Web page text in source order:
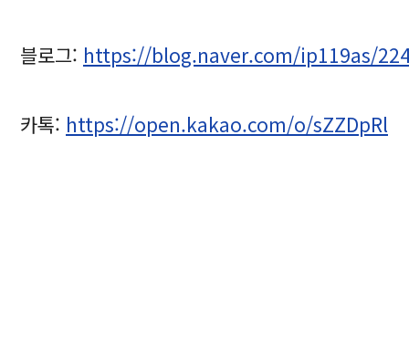
블로그: https://blog.naver.com/ip119as/
카톡: https://open.kakao.com/o/sZZDpRl